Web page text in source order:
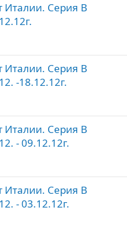
Италии. Серия В
Италии. Серия В
-18.12.12г.
Италии. Серия В
- 09.12.12г.
Италии. Серия В
- 03.12.12г.